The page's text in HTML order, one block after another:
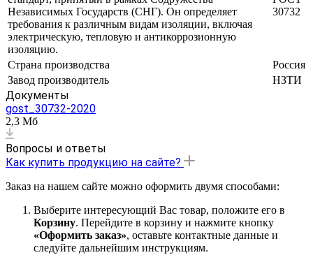
Независимых Государств (СНГ). Он определяет
требования к различным видам изоляции, включая
электрическую, тепловую и антикоррозионную
изоляцию.
30732
Страна производства
Россия
Завод производитель
НЗТИ
Документы
gost_30732-2020
2,3 Мб
Вопросы и ответы
Как купить продукцию на сайте?
Заказ на нашем сайте можно оформить двумя способами:
Выберите интересующий Вас товар, положите его в
Корзину. Перейдите в корзину и нажмите кнопку
«Оформить заказ», оставьте контактные данные и
следуйте дальнейшим инструкциям.